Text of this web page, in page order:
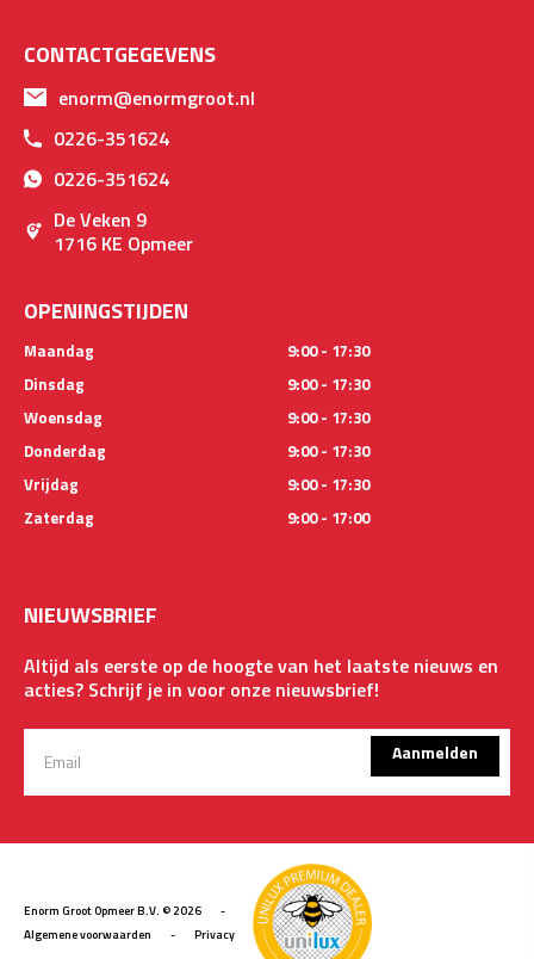
CONTACTGEGEVENS
enorm@enormgroot.nl
0226-351624
0226-351624
De Veken 9
1716 KE Opmeer
OPENINGSTIJDEN
Maandag
9:00 - 17:30
Dinsdag
9:00 - 17:30
Woensdag
9:00 - 17:30
Donderdag
9:00 - 17:30
Vrijdag
9:00 - 17:30
Zaterdag
9:00 - 17:00
NIEUWSBRIEF
Altijd als eerste op de hoogte van het laatste nieuws en
acties? Schrijf je in voor onze nieuwsbrief!
Aanmelden
Enorm Groot Opmeer B.V. © 2026
-
Algemene voorwaarden
- Privacy